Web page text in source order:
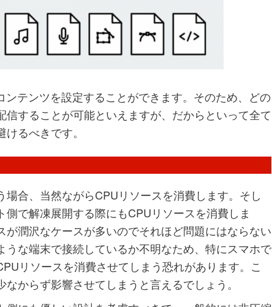
テンツを設定することができます。そのため、どの
することが可能といえますが、だからといって全て
るべきです。
合、当然ながらCPUリソースを消費します。そし
で解凍展開する際にもCPUリソースを消費しま
潤沢なケースが多いのでそれほど問題にはならない
うな端末で接続しているか不明なため、特にスマホで
リソースを消費させてしまう恐れがあります。こ
からず影響させてしまうと言えるでしょう。